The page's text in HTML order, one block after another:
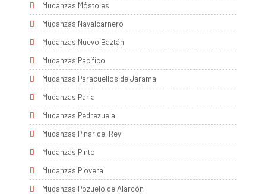
Mudanzas Móstoles
Mudanzas Navalcarnero
Mudanzas Nuevo Baztán
Mudanzas Pacífico
Mudanzas Paracuellos de Jarama
Mudanzas Parla
Mudanzas Pedrezuela
Mudanzas Pinar del Rey
Mudanzas Pinto
Mudanzas Piovera
Mudanzas Pozuelo de Alarcón